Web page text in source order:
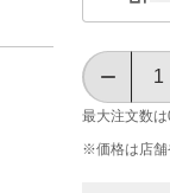
最大注文数は
※価格は​店舗